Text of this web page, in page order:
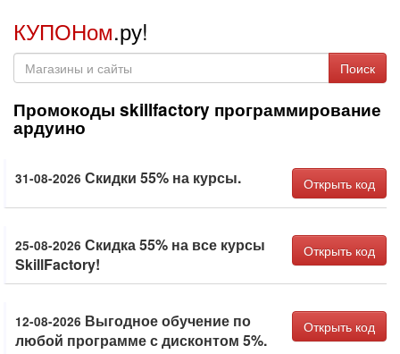
КУПОНом.ру!
Поиск
Промокоды skillfactory программирование
ардуино
31-08-2026 Скидки 55% на курсы. Открыть код
25-08-2026 Скидка 55% на все курсы
SkillFactory!
Открыть код
12-08-2026 Выгодное обучение по
любой программе с дисконтом 5%.
Открыть код